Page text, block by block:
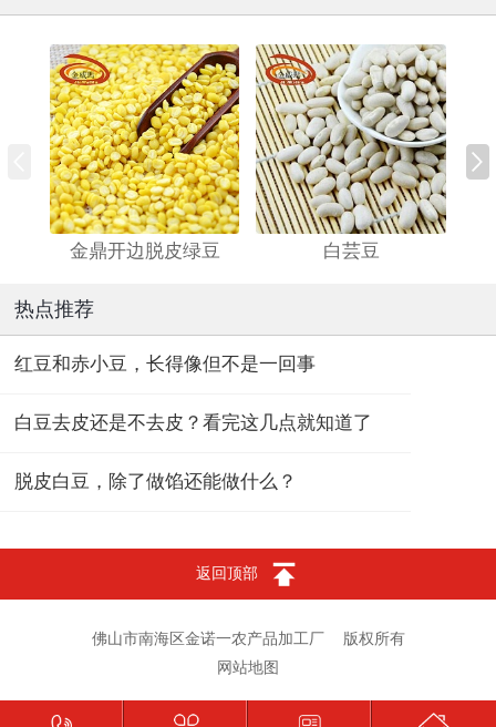
金鼎开边脱皮绿豆 白芸豆
热点推荐
红豆和赤小豆，长得像但不是一回事
白豆去皮还是不去皮？看完这几点就知道了
脱皮白豆，除了做馅还能做什么？
返回顶部
佛山市南海区金诺一农产品加工厂
版权所有
网站地图